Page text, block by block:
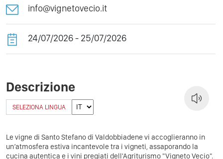
info@vignetovecio.it
24/07/2026 - 25/07/2026
Descrizione
SELEZIONA LINGUA
Le vigne di Santo Stefano di Valdobbiadene vi accoglieranno in
un’atmosfera estiva incantevole tra i vigneti, assaporando la
cucina autentica e i vini pregiati dell'Agriturismo "Vigneto Vecio".